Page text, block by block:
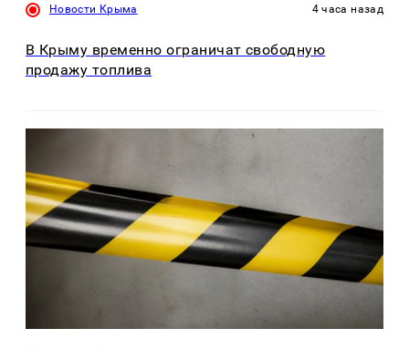
Новости Крыма 4 часа назад
В Крыму временно ограничат свободную
продажу топлива